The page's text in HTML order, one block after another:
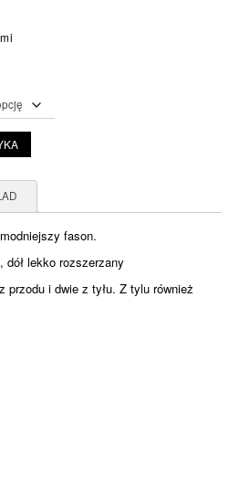
fason.
dół lekko rozszerzany
przodu i dwie z tyłu. Z tylu również